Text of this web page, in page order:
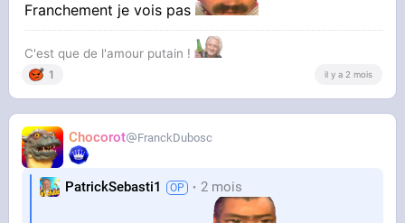
Franchement je vois pas
C'est que de l'amour putain !
1 il y a 2 mois
Chocorot FranckDubosc
PatrickSebasti1 2 mois